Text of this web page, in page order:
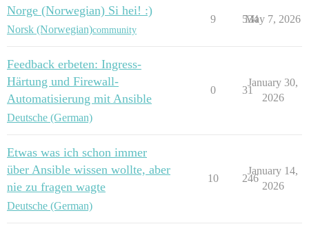
Norge (Norwegian) Si hei! :)
Norsk (Norwegian)community
9 534
May 7, 2026
Feedback erbeten: Ingress-
Härtung und Firewall-
Automatisierung mit Ansible
Deutsche (German)
0 31
January 30,
2026
Etwas was ich schon immer
über Ansible wissen wollte, aber
nie zu fragen wagte
Deutsche (German)
10 246
January 14,
2026